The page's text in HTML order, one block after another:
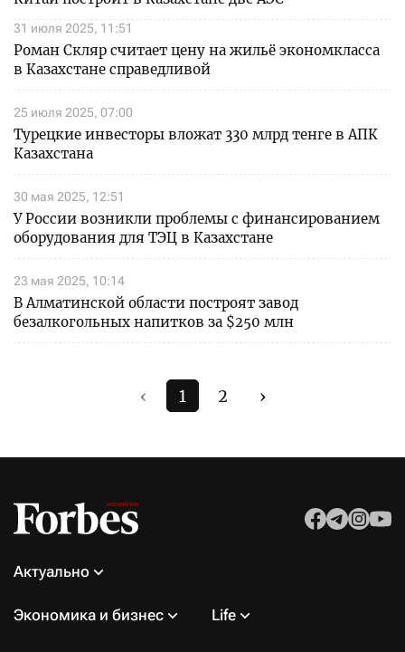
31 июля 2025, 11:51
Роман Скляр считает цену на жильё экономкласса
в Казахстане справедливой
25 июля 2025, 07:00
Турецкие инвесторы вложат 330 млрд тенге в АПК
Казахстана
30 мая 2025, 12:51
У России возникли проблемы с финансированием
оборудования для ТЭЦ в Казахстане
23 мая 2025, 10:14
В Алматинской области построят завод
безалкогольных напитков за $250 млн
‹ 1 2 ›
Актуально
Экономика и бизнес Life